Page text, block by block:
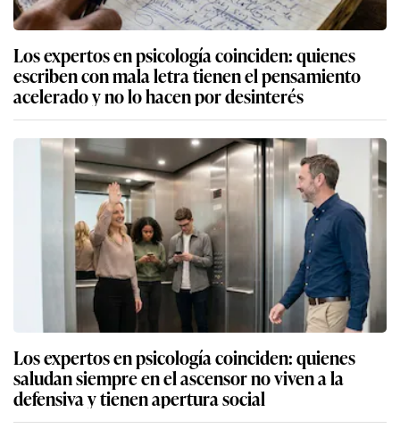
Los expertos en psicología coinciden: quienes
escriben con mala letra tienen el pensamiento
acelerado y no lo hacen por desinterés
Los expertos en psicología coinciden: quienes
saludan siempre en el ascensor no viven a la
defensiva y tienen apertura social